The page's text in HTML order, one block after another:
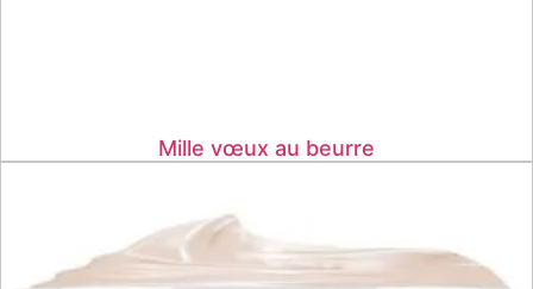
Mille vœux au beurre